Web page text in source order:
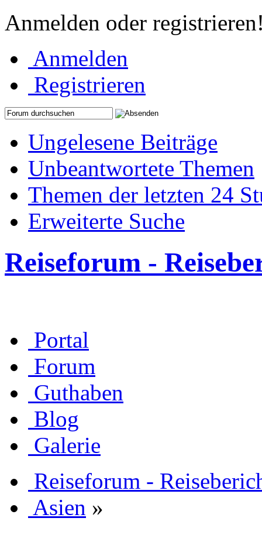
Anmelden oder
Anmelden
Registrieren
Ungelesene Beiträge
Unbeantwortete Themen
Themen der letzten 24
Erweiterte Suche
Reiseforum -
Portal
Forum
Guthaben
Blog
Galerie
Reiseforum -
Asien »